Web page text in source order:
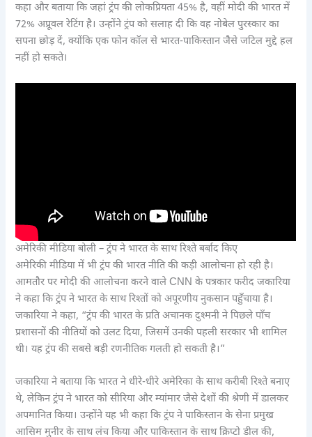
कहा और बताया कि जहां ट्रंप की लोकप्रियता 45% है, वहीं मोदी की भारत में
72% अप्रूवल रेटिंग है। उन्होंने ट्रंप को सलाह दी कि वह नोबेल पुरस्कार का
सपना छोड़ दें, क्योंकि एक फोन कॉल से भारत-पाकिस्तान जैसे जटिल मुद्दे हल
नहीं हो सकते।
अमेरिकी मीडिया बोली – ट्रंप ने भारत के साथ रिश्ते बर्बाद किए
अमेरिकी मीडिया में भी ट्रंप की भारत नीति की कड़ी आलोचना हो रही है।
आमतौर पर मोदी की आलोचना करने वाले CNN के पत्रकार फरीद जकारिया
ने कहा कि ट्रंप ने भारत के साथ रिश्तों को अपूरणीय नुकसान पहुँचाया है।
जकारिया ने कहा, “ट्रंप की भारत के प्रति अचानक दुश्मनी ने पिछले पाँच
प्रशासनों की नीतियों को उलट दिया, जिसमें उनकी पहली सरकार भी शामिल
थी। यह ट्रंप की सबसे बड़ी रणनीतिक गलती हो सकती है।”
जकारिया ने बताया कि भारत ने धीरे-धीरे अमेरिका के साथ करीबी रिश्ते बनाए
थे, लेकिन ट्रंप ने भारत को सीरिया और म्यांमार जैसे देशों की श्रेणी में डालकर
अपमानित किया। उन्होंने यह भी कहा कि ट्रंप ने पाकिस्तान के सेना प्रमुख
आसिम मुनीर के साथ लंच किया और पाकिस्तान के साथ क्रिप्टो डील की,